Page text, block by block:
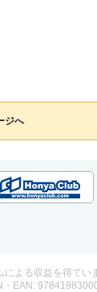
ジへ
による収益を得てい
・EAN: